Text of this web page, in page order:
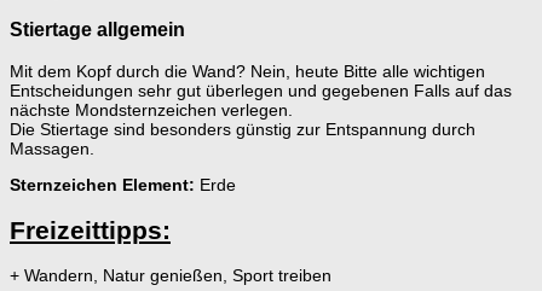
Stiertage allgemein
Mit dem Kopf durch die Wand? Nein, heute Bitte alle wichtigen
Entscheidungen sehr gut überlegen und gegebenen Falls auf das
nächste Mondsternzeichen verlegen.
Die Stiertage sind besonders günstig zur Entspannung durch
Massagen.
Sternzeichen Element: Erde
Freizeittipps:
+ Wandern, Natur genießen, Sport treiben